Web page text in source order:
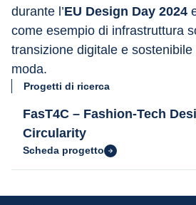
durante l’EU Design Day 2024
come esempio di infrastruttura
transizione digitale e sostenibile
moda.
Progetti di ricerca
FasT4C – Fashion-Tech
Circularity
Scheda progetto